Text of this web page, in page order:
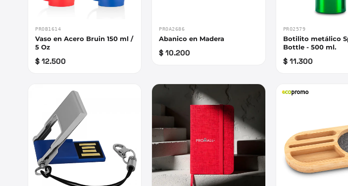
PROB1614
Vaso en Acero Bruin 150 ml /
5 Oz
$ 12.500
PROA2686
Abanico en Madera
$ 10.200
PRO2579
Botilito metálico
Bottle - 500 ml.
$ 11.300